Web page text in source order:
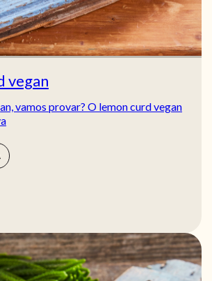
vegan
vamos provar? O lemon curd vegan